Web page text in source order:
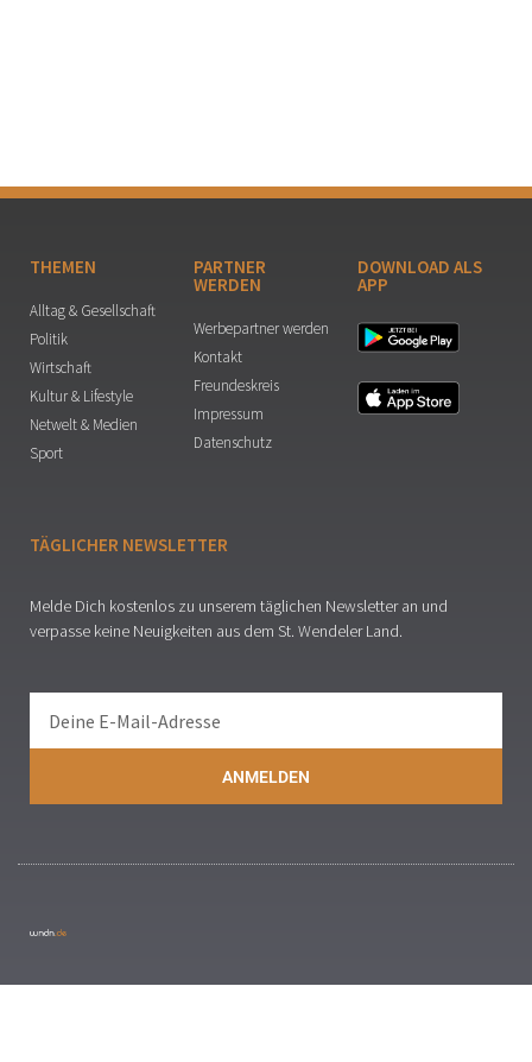
THEMEN
Alltag & Gesellschaft
Politik
Wirtschaft
Kultur & Lifestyle
Netwelt & Medien
Sport
PARTNER
WERDEN
Werbepartner werden
Kontakt
Freundeskreis
Impressum
Datenschutz
DOWNLOAD ALS
APP
TÄGLICHER NEWSLETTER
Melde Dich kostenlos zu unserem täglichen Newsletter an und
verpasse keine Neuigkeiten aus dem St. Wendeler Land.
ANMELDEN